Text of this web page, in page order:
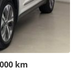
km